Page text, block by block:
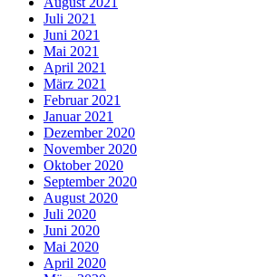
Juli 2021
Juni 2021
Mai 2021
April 2021
März 2021
Februar 2021
Januar 2021
Dezember 2020
November 2020
Oktober 2020
September 2020
August 2020
Juli 2020
Juni 2020
Mai 2020
April 2020